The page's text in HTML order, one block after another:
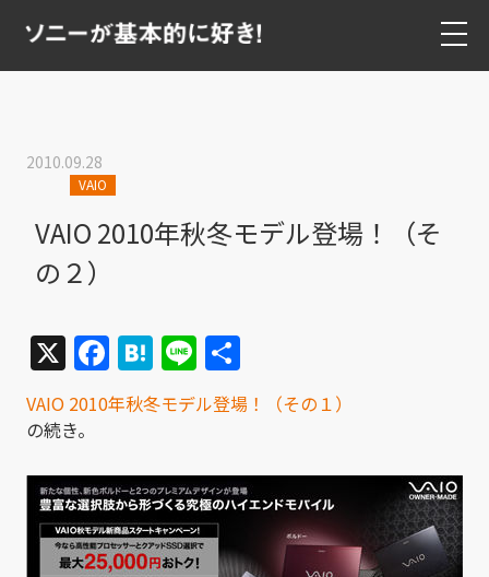
2010.09.28
VAIO
VAIO 2010年秋冬モデル登場！（そ
の２）
X Facebook
Hatena
Line
有
VAIO 2010年秋冬モデル登場！（その１）
の続き。